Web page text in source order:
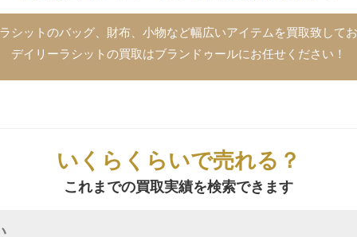
シットのバッグ、財布、小物など幅広いアイテムを買取致してお
デイリーラシットの買取はブランドゥールにお任せください！
いくらくらいで売れる？
これまでの買取実績を検索できます